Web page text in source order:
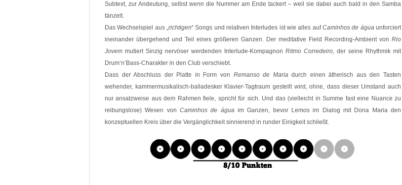
Subtext, zur Andeutung, selbst wenn die Nummer am Ende tackert – weil sie dabei auch bald in den Samba
tänzelt.
Das Wechselspiel aus „richtigen“ Songs und relativen Interludes ist wie alles aufCaminhos de águaunforciert
ineinander übergehend und Teil eines größeren Ganzen. Der meditative Field Recording-Ambient von Rio
Jovem mutiert Sinzig nervöser werdenden Interlude-Kompagnon Ritmo Corredeiro, der seine Rhythmik mit
Drum’n’Bass-Charakter in den Club verschiebt.
Dass der Abschluss der Platte in Form von Remanso de Mariadurch einen ätherisch aus den Tasten
wehender, kammermusikalisch-balladesker Klavier-Tagtraum gestellt wird, ohne, dass dieser Umstand auch
nur ansatzweise aus dem Rahmen fiele, spricht für sich. Und das (vielleicht in Summe fast eine Nuance zu
reibungslose) Wesen von Caminhos de águaim Ganzen, bevor Lemos im Dialog mit Dona Maria den
konzeptuellen Kreis über die Vergänglichkeit sinnierend in runder Einigkeit schließt.